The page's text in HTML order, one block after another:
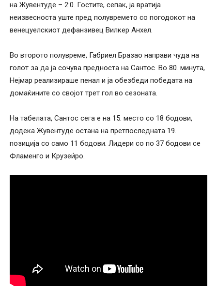
на Жувентуде – 2:0. Гостите, сепак, ја вратија
неизвесноста уште пред полувремето со погодокот на
венецуелскиот дефанзивец Вилкер Анхел.
Во второто полувреме, Габриел Бразао направи чуда на
голот за да ја сочува предноста на Сантос. Во 80. минута,
Нејмар реализираше пенал и ја обезбеди победата на
домаќините со својот трет гол во сезоната.
На табелата, Сантос сега е на 15. место со 18 бодови,
додека Жувентуде остана на претпоследната 19.
позиција со само 11 бодови. Лидери со по 37 бодови се
Фламенго и Крузеи́ро.